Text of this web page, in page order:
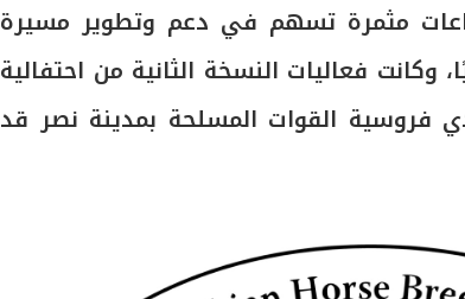
مثمرة تسهم في دعم وتطوير مسيرة
وكانت فعاليات النسخة الثانية من احتفالية
فروسية القوات المسلحة بمدينة نصر قد